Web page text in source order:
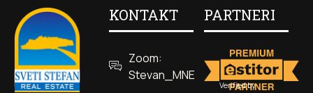
PARTNERI
Verified by
KONTAKT
Zoom:
Stevan_MNE